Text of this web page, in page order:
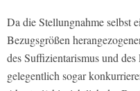
Da die Stellungnahme selbst
Bezugsgrößen
des Suffizientarismus und
gelegentlich sogar